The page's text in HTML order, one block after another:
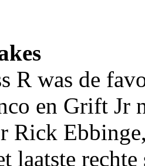
R was de
en Grift Jr
Rick
laatste